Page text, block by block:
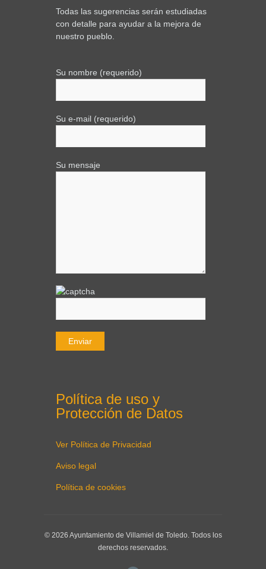
Todas las sugerencias serán estudiadas
con detalle para ayudar a la mejora de
nuestro pueblo.
Su nombre (requerido)
Su e-mail (requerido)
Su mensaje
Política de uso y
Protección de Datos
Ver Política de Privacidad
Aviso legal
Política de cookies
© 2026 Ayuntamiento de Villamiel de Toledo. Todos los
derechos reservados.